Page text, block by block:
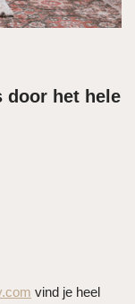
door het hele
vind je heel